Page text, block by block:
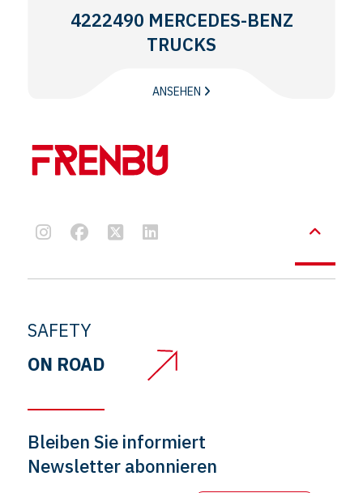
4222490 MERCEDES-BENZ
TRUCKS
ANSEHEN
SAFETY
ON ROAD
Bleiben Sie informiert
Newsletter abonnieren